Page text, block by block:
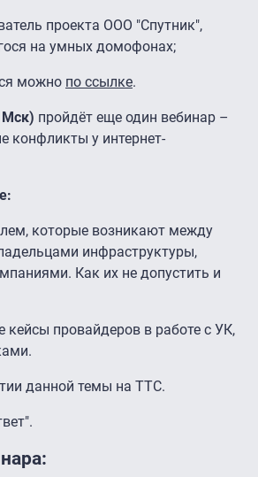
проекта ООО "Спутник",
на умных домофонах;
можно по ссылке.
Мск) пройдёт еще один вебинар –
конфликты у интернет-
которые возникают между
инфраструктуры,
Как их не допустить и
кейсы провайдеров в работе с УК,
данной темы на ТТС.